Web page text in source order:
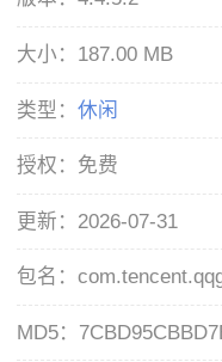
大小： 187.00 MB
类型：休闲
授权： 免费
更新： 2026-07-31
包名：
MD5：